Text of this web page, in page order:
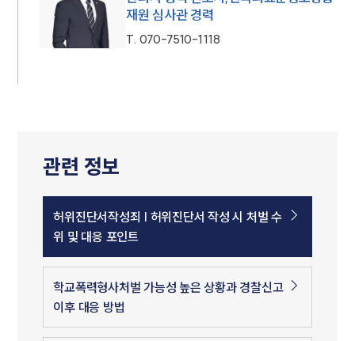
재원 심사관 경력
T. 070-7510-1118
관련 정보
허위진단서작성죄 | 허위진단서 작성 시 처벌 수
위 및 대응 포인트
학교폭력형사처벌 가능성 높은 상황과 경찰신고
이후 대응 방법